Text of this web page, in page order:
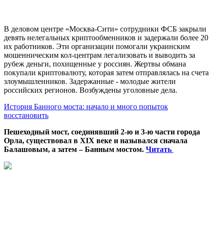
В деловом центре «Москва-Сити» сотрудники ФСБ закрыли
девять нелегальных криптообменников и задержали более 20
их работников. Эти организации помогали украинским
мошенническим кол-центрам легализовать и выводить за
рубеж деньги, похищенные у россиян. Жертвы обмана
покупали криптовалюту, которая затем отправлялась на счета
злоумышленников. Задержанные - молодые жители
российских регионов. Возбуждены уголовные дела.
История Банного моста: начало и много попыток
восстановить
Пешеходный мост, соединявший 2-ю и 3-ю части города
Орла, существовал в XIX веке и назывался сначала
Балашовым, а затем – Банным мостом. Читать